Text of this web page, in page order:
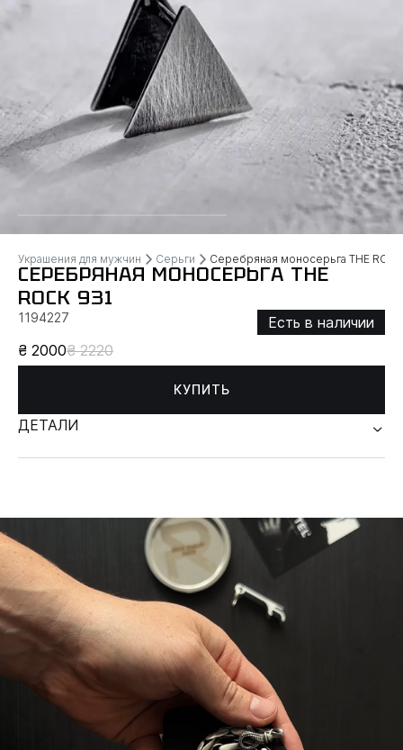
Украшения для мужчин Серьги Серебряная моносерьга THE ROCK
СЕРЕБРЯНАЯ МОНОСЕРЬГА THE
ROCK 931
1194227
Есть в наличии
₴ 2000₴ 2220
КУПИТЬ
ДЕТАЛИ